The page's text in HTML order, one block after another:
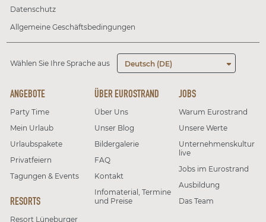
Datenschutz
Allgemeine Geschäftsbedingungen
Wählen Sie Ihre Sprache aus Deutsch (DE)
ANGEBOTE
Party Time
Mein Urlaub
Urlaubspakete
Privatfeiern
Tagungen & Events
RESORTS
Resort Lüneburger
ÜBER EUROSTRAND
Über Uns
Unser Blog
Bildergalerie
FAQ
Kontakt
Infomaterial, Termine
und Preise
JOBS
Warum Eurostrand
Unsere Werte
Unternehmenskultur
live
Jobs im Eurostrand
Ausbildung
Das Team